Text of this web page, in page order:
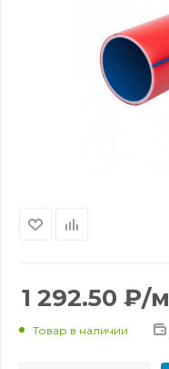
1 292.50 ₽/м
Товар в наличии